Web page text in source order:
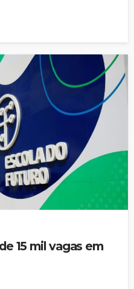
15 mil vagas em